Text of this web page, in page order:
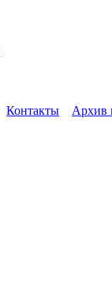
Контакты Архив